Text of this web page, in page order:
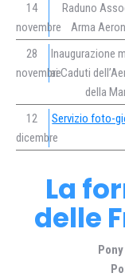
14
novembre
Raduno
Arma
28
novembre
Inaugurazione
ai Caduti
della
12
dicembre
Servizio foto-
La
delle
Pony